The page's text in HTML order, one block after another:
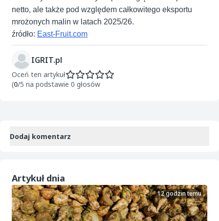
netto, ale także pod względem całkowitego eksportu
mrożonych malin w latach 2025/26.
źródło: East-Fruit.com
IGRIT.pl
Oceń ten artykuł
(0/5 na podstawie 0 głosów
Dodaj komentarz
Artykuł dnia
12 godzin temu